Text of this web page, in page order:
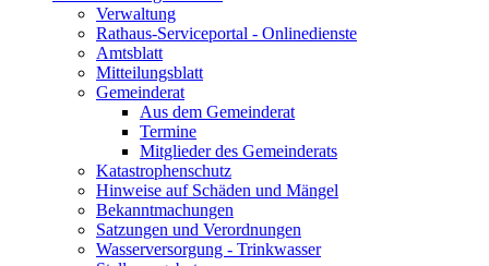
Verwaltung
Rathaus-Serviceportal - Onlinedienste
Amtsblatt
Mitteilungsblatt
Gemeinderat
Aus dem Gemeinderat
Termine
Mitglieder des Gemeinderats
Katastrophenschutz
Hinweise auf Schäden und Mängel
Bekanntmachungen
Satzungen und Verordnungen
Wasserversorgung - Trinkwasser